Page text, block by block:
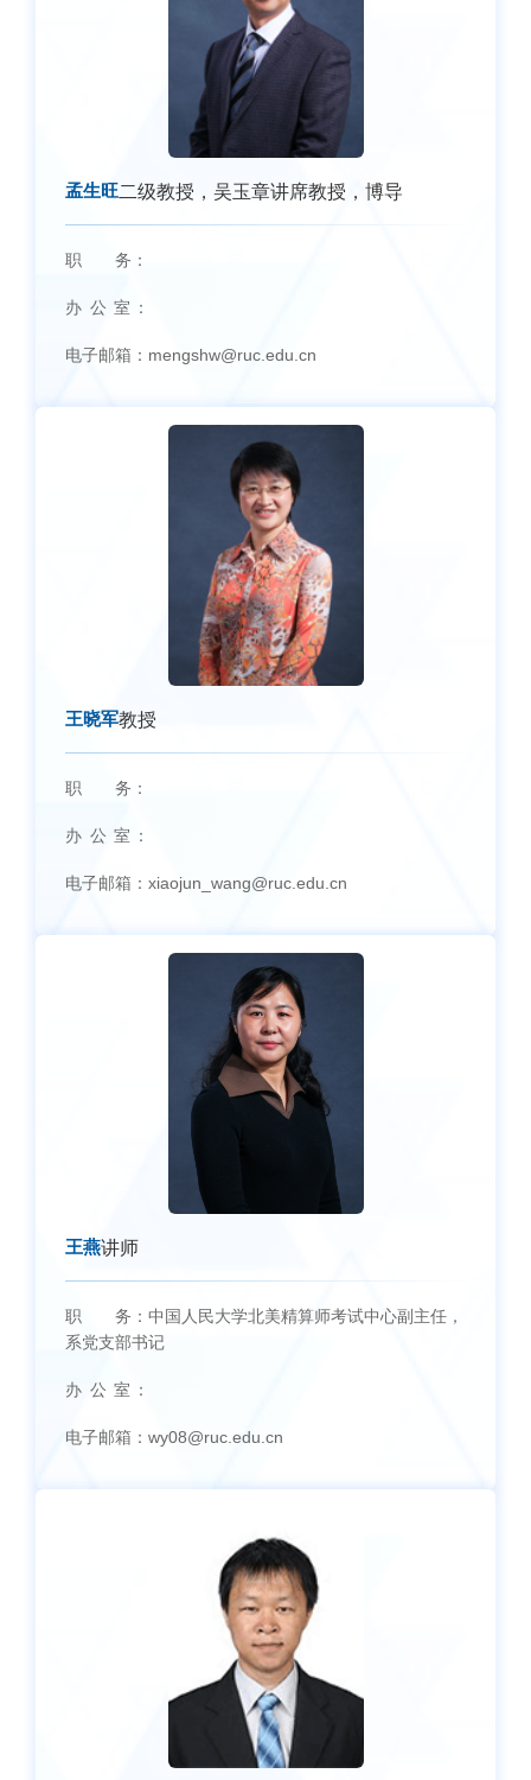
孟生旺二级教授，吴玉章讲席教授，博导
职 务：
办 公 室：
电子邮箱： mengshw@ruc.edu.cn
王晓军教授
职 务：
办 公 室：
电子邮箱： xiaojun_wang@ruc.edu.cn
王燕讲师
职 务： 中国人民大学北美精算师考试中心副主任，
系党支部书记
办 公 室：
电子邮箱： wy08@ruc.edu.cn